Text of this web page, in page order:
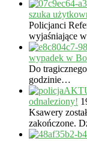
szuka
Policjanci
wyjaśniające
wypadek w
Do
godzinie…
odnaleziony!
Ksawery
zakończone.